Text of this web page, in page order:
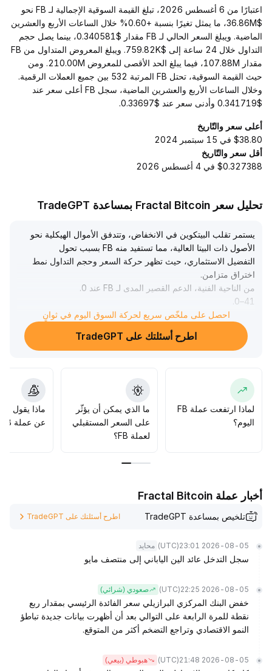
اعتبارًا من 6 أغسطس 2026، تبلغ القيمة السوقية الإجمالية لـ FB نحو
$36.86M، ما يمثل تغيرًا بنسبة +0.60% خلال الساعات الأربع والعشرين
الماضية. ويبلغ السعر الحالي لـ FB مقدار $0.340581، بينما يصل حجم
التداول خلال 24 ساعة إلى $759.82K. ويبلغ المعروض المتداول من FB
مقدار 107.88M، فيما يبلغ الحد الأقصى للمعروض 210.00M. ومن
حيث القيمة السوقية، تحتل FB المرتبة 532 بين جميع العملات الرقمية.
وخلال الساعات الأربع والعشرين الماضية، سجل FB أعلى سعر عند
$0.341719 وأدنى سعر عند $0.33697.
أعلى سعر والتّاريخ
$38.80 في 15 سبتمبر 2024
أقل سعر والتّاريخ
$0.327388 في 4 أغسطس 2026
تحليل سعر Fractal Bitcoin بمساعدة TradeGPT
يستمر تقلب البيتكوين في الانخفاض، وتتدفق الأموال الهيكلية نحو
الأصول ذات البيتا العالية، مما تستفيد منه FB بسبب تحول
التفضيل الاستثماري، حيث تظهر حركة السعر وحجم التداول نمط
اختراق متزامن.
من الناحية الفنية، الدعم القصير المدى لـ FB عند 0
.
41–0
.
46 USDT بحجم تداول مرتفع، فمن المتوقع اختبار مستوى 0
55 USDT ومناطق الذروة الجديدة
.
بمراقبة الأساسيات وتطور النظام البيئي على المدى المتوسط، مع
الحذر من التأثير العكسي لنقطة تحول تقلبات سوق البيتكوين على
شهية المخاطرة
احصل على ملخّص سريع لحركة السوق اليوم في ثوانٍ
اطرح أسئلتك على TradeGPT
لماذا ارتفعت عملة FB
اليوم؟
ما الذي يمكن أن يؤثّر
على السعر المستقبلي
لعملة FB؟
ماذا يقول
عن عملة FB؟
أخبار عملة Fractal Bitcoin
تلخيص بمساعدة TradeGPT اطرح أسئلتك على TradeGPT
2026-08-05 23:01
(UTC) محايد
سجل التدخل عائد الين الياباني إلى منتصف مايو
2026-08-05 22:25
(UTC) صعودي (شرائي)
خفض البنك المركزي البرازيلي سعر الفائدة الرئيسي بمقدار ربع
نقطة للمرة الرابعة على التوالي بعد أن أظهرت بيانات جديدة تباطؤ
النمو الاقتصادي وتراجع التضخم أكثر من المتوقع.
2026-08-05 21:48
(UTC) هبوطي (بيعي)